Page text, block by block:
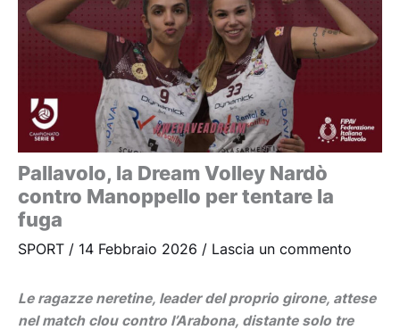
Pallavolo, la Dream Volley Nardò
contro Manoppello per tentare la
fuga
SPORT / 14 Febbraio 2026 / Lascia un commento
Le ragazze neretine, leader del proprio girone, attese
nel match clou contro l’Arabona, distante solo tre